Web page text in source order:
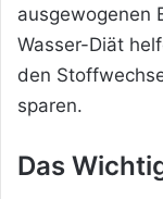
ausgewogenen
Wasser-Diät
den
sparen.
Das